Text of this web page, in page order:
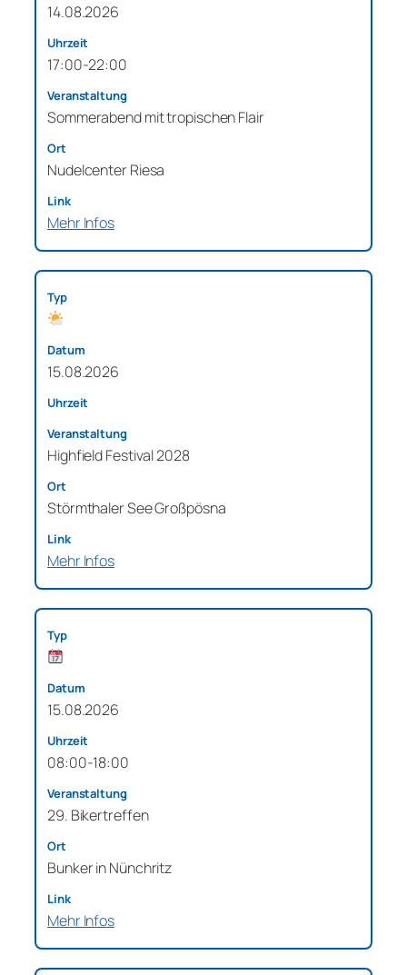
14.08.2026
17:00-22:00
Sommerabend mit tropischen Flair
Nudelcenter Riesa
Mehr Infos
15.08.2026
Highfield Festival 2028
Störmthaler See Großpösna
Mehr Infos
15.08.2026
08:00-18:00
29. Bikertreffen
Bunker in Nünchritz
Mehr Infos